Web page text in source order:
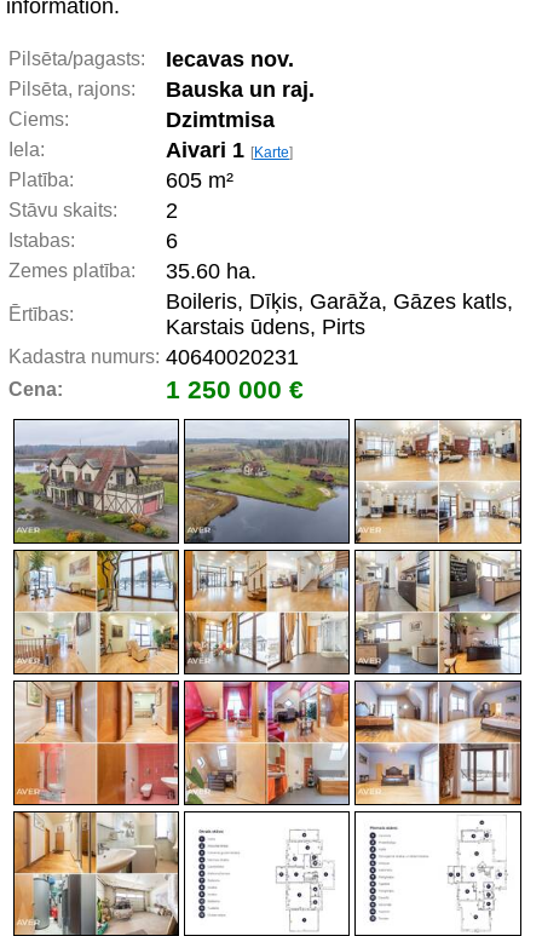
information.
Pilsēta/pagasts: Iecavas nov.
Pilsēta, rajons: Bauska un raj.
Ciems: Dzimtmisa
Iela: Aivari 1 [Karte]
Platība: 605 m²
Stāvu skaits: 2
Istabas: 6
Zemes platība: 35.60 ha.
Ērtības:
Boileris, Dīķis, Garāža, Gāzes katls,
Karstais ūdens, Pirts
Kadastra numurs: 40640020231
Cena: 1 250 000 €